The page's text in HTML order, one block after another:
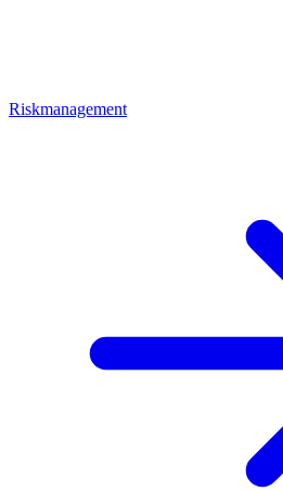
Riskmanagement